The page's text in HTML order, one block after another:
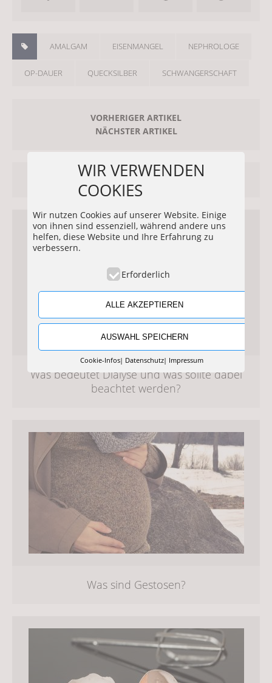
AMALGAM EISENMANGEL NEPHROLOGE
OP-DAUER QUECKSILBER SCHWANGERSCHAFT
VORHERIGER ARTIKEL
NÄCHSTER ARTIKEL
ÄHNLICHE ARTIKEL
Was bedeutet Dialyse und was sollte dabei
beachtet werden?
Was sind Gestosen?
WIR VERWENDEN
COOKIES
Wir nutzen Cookies auf unserer Website. Einige
von ihnen sind essenziell, während andere uns
helfen, diese Website und Ihre Erfahrung zu
verbessern.
Erforderlich
ALLE AKZEPTIEREN
AUSWAHL SPEICHERN
Cookie-Infos Datenschutz Impressum